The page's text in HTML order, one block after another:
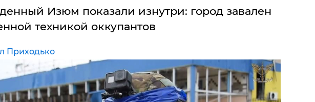
Изюм показали изнутри: город завален
техникой оккупантов
Приходько